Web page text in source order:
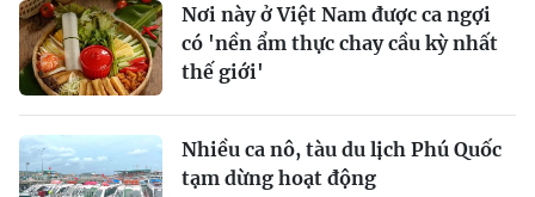
Nơi này ở Việt Nam được ca ngợi
có 'nền ẩm thực chay cầu kỳ nhất
thế giới'
Nhiều ca nô, tàu du lịch Phú Quốc
tạm dừng hoạt động